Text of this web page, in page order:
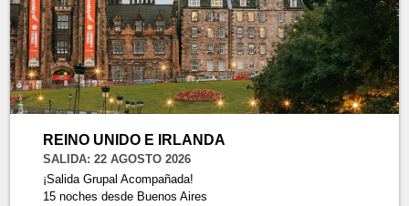
REINO UNIDO E IRLANDA
SALIDA: 22 AGOSTO 2026
¡Salida Grupal Acompañada!
15 nochesdesde Buenos Aires